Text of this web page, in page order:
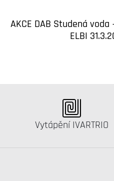
AKCE DAB Studená
ELBI
Katalog:
Vytápění IVARTRIO